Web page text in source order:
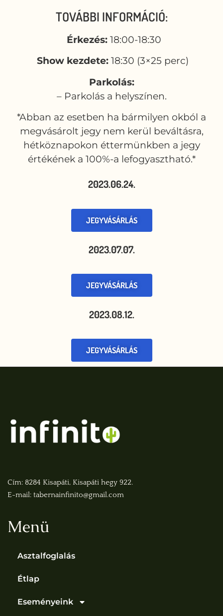
TOVÁBBI INFORMÁCIÓ:
Érkezés: 18:00-18:30
Show kezdete: 18:30 (3×25 perc)
Parkolás:
– Parkolás a helyszínen.
*Abban az esetben ha bármilyen okból a
megvásárolt jegy nem kerül beváltásra,
hétköznapokon éttermünkben a jegy
értékének a 100%-a lefogyasztható.*
2023.06.24.
JEGYVÁSÁRLÁS
2023.07.07.
JEGYVÁSÁRLÁS
2023.08.12.
JEGYVÁSÁRLÁS
Cím: 8284 Kisapáti, Kisapáti hegy 922.
E-mail: tabernainfinito@gmail.com
Menü
Asztalfoglalás
Étlap
Eseményeink